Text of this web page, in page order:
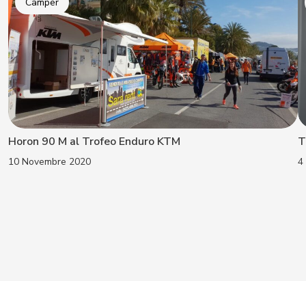
Horon 90 M al Trofeo Enduro KTM
10 Novembre 2020 4